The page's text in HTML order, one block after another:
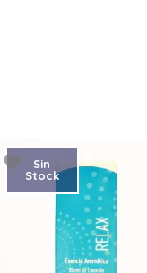
Sin
Stock